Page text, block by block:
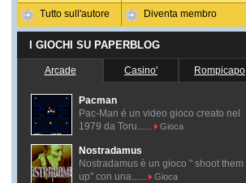
Tutto sull'autore Diventa membro
I GIOCHI SU PAPERBLOG
Arcade Casino' Rompicapo
Pacman
Pac-Man é un video gioco creato nel
1979 da Toru......
Gioca
Nostradamus
Nostradamus è un gioco " shoot them
up" con una......
Gioca